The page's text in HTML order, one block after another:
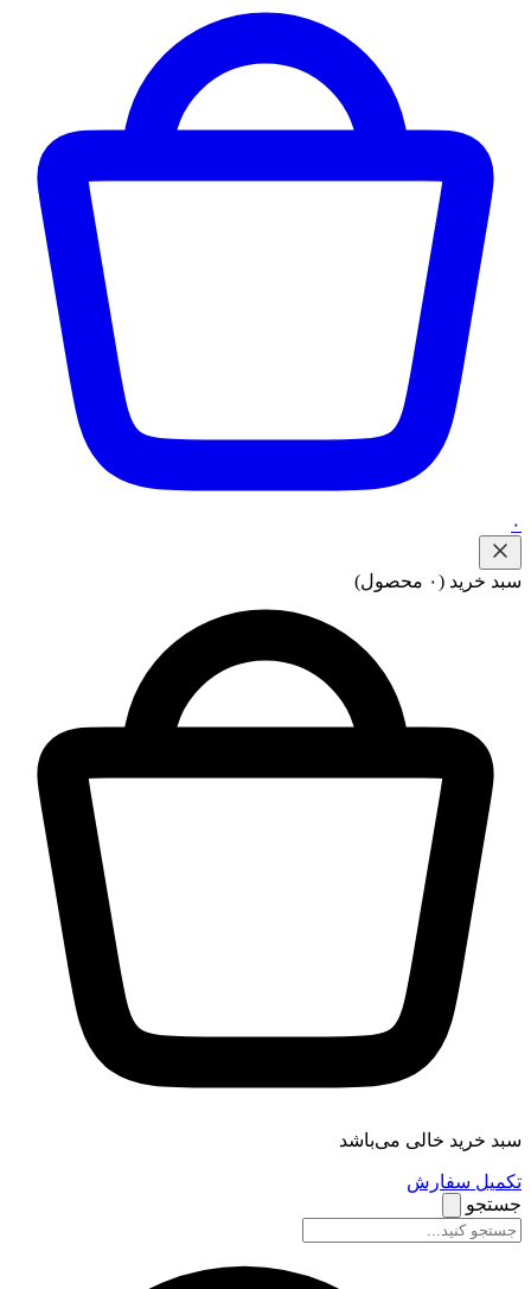
۰
سبد خرید (۰ محصول)
سبد خرید خالی می‌باشد
تکمیل سفارش
جستجو